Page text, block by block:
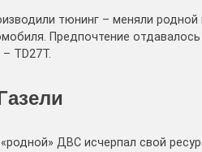
тюнинг – меняли
Предпочтение
TD27T.
ДВС исчерпал свой